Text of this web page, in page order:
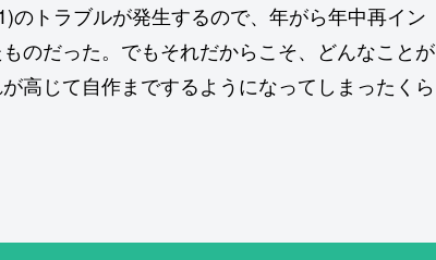
トラブルが発生するので、年がら年中再イン
のだった。でもそれだからこそ、どんなことが
高じて自作までするようになってしまったくら